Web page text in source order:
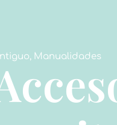
, Manualidades